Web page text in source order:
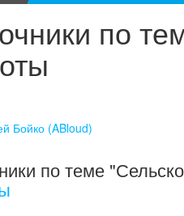
по
Бойко (ABloud)
по теме